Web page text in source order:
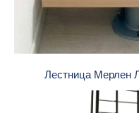
Лестница Мерлен